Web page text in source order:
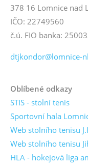
378 16 Lomnice nad
IČO: 22749560
č.ú. FIO banka:
dtjkondor@lomnice-
Oblíbené odkazy
STIS - stolní tenis
Sportovní hala
Web stolního tenisu
Web stolního tenisu
HLA - hokejová liga